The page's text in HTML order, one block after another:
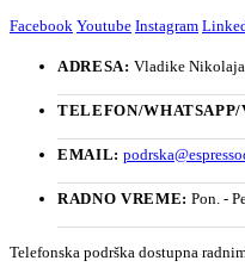
Facebook Youtube Instagram
ADRESA: Vladike
TELEFON/
EMAIL:
RADNO VREME: Pon. -
Telefonska podrška dostupna